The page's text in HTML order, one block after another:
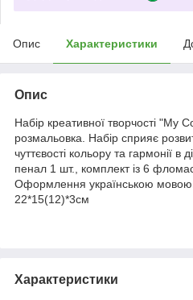
Опис Характеристики
Опис
Набір креативної творчості "My
розмальовка. Набір сприяє
чуттєвості кольору та гармонії в
пенал 1 шт., комплект із 6
Оформлення українською мовою.
22*15(12)*3см
Характеристики